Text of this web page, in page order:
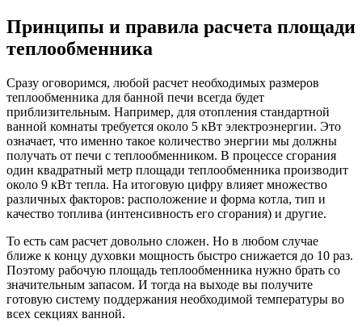
Принципы и правила расчета площади
теплообменника
Сразу оговоримся, любой расчет необходимых размеров
теплообменника для банной печи всегда будет
приблизительным. Например, для отопления стандартной
ванной комнаты требуется около 5 кВт электроэнергии. Это
означает, что именно такое количество энергии мы должны
получать от печи с теплообменником. В процессе сгорания
один квадратный метр площади теплообменника производит
около 9 кВт тепла. На итоговую цифру влияет множество
различных факторов: расположение и форма котла, тип и
качество топлива (интенсивность его сгорания) и другие.
То есть сам расчет довольно сложен. Но в любом случае
ближе к концу духовки мощность быстро снижается до 10 раз.
Поэтому рабочую площадь теплообменника нужно брать со
значительным запасом. И тогда на выходе вы получите
готовую систему поддержания необходимой температуры во
всех секциях ванной.